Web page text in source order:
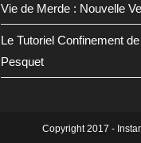
Vie de Merde : Nouvelle
Le Tutoriel Confinement
Pesquet
Copyright 2017 -